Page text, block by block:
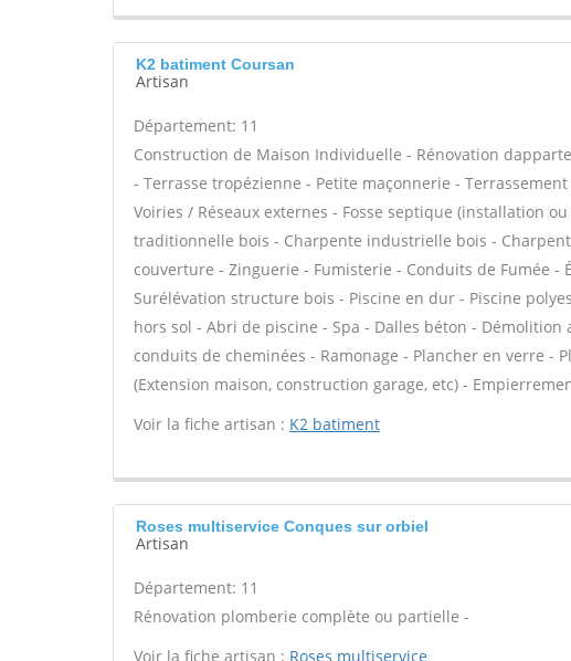
K2 batiment Coursan
Artisan
Département: 11
Construction de Maison Individuelle - Rénovation
- Terrasse tropézienne - Petite maçonnerie -
Voiries / Réseaux externes - Fosse septique (installation
traditionnelle bois - Charpente industrielle bois -
couverture - Zinguerie - Fumisterie - Conduits de Fumée -
Surélévation structure bois - Piscine en dur - Piscine
hors sol - Abri de piscine - Spa - Dalles béton -
conduits de cheminées - Ramonage - Plancher en verre -
(Extension maison, construction garage, etc) -
Voir la fiche artisan : K2 batiment
Roses multiservice Conques sur orbiel
Artisan
Département: 11
Rénovation plomberie complète ou partielle -
Voir la fiche artisan : Roses multiservice